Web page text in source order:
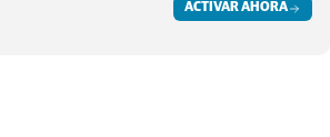
ACTIVAR AHORA